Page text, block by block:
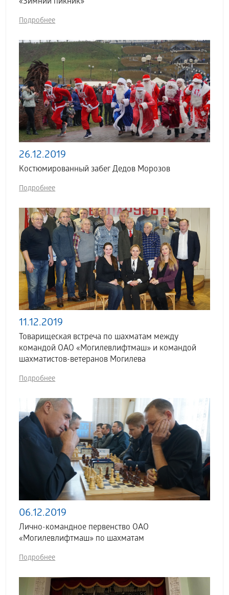
Подробнее
26.12.2019
Костюмированный забег Дедов Морозов
Подробнее
11.12.2019
Товарищеская встреча по шахматам между
командой ОАО «Могилевлифтмаш» и командой
шахматистов-ветеранов Могилева
Подробнее
06.12.2019
Лично-командное первенство ОАО
«Могилевлифтмаш» по шахматам
Подробнее